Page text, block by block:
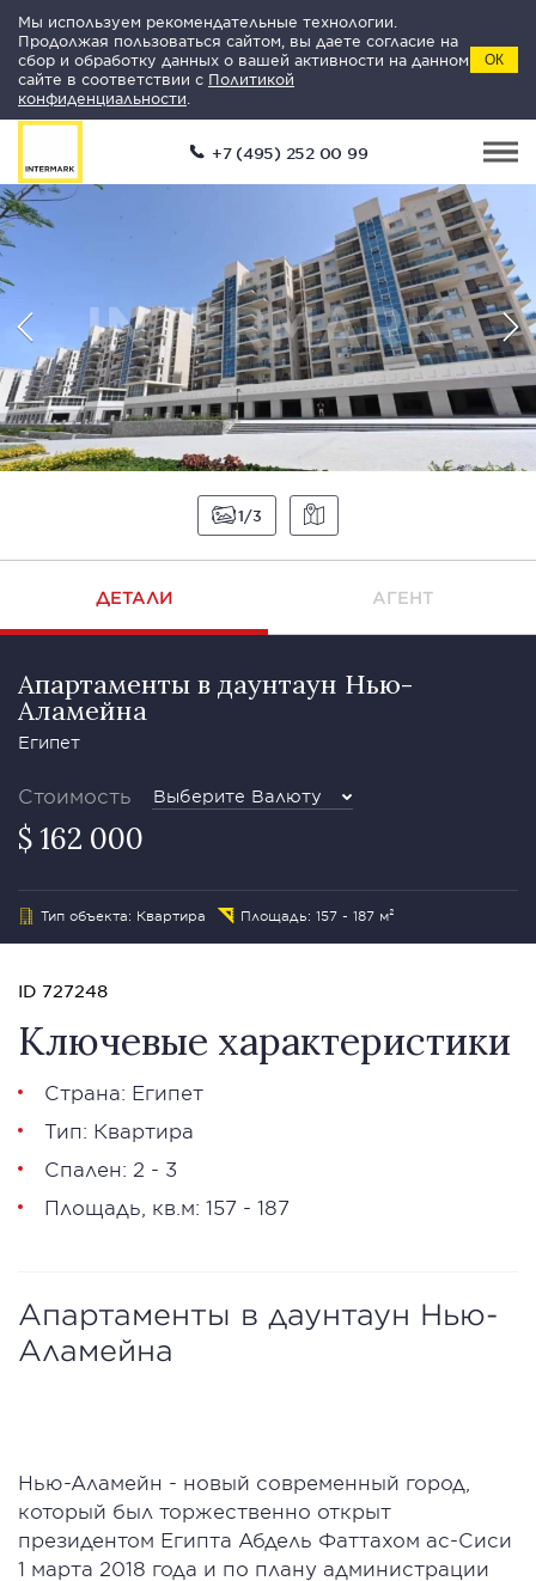
Мы используем рекомендательные технологии.
Продолжая пользоваться сайтом, вы даете согласие на
сбор и обработку данных о вашей активности на данном
сайте в соответствии с Политикой
конфиденциальности
ОК
+7 (495) 252 00 99
1 3
ДЕТАЛИ АГЕНТ
Апартаменты в даунтаун Нью-
Аламейна
Египет
Стоимость Выберите Валюту
$ 162 000
Тип объекта: Квартира Площадь: 157 - 187 м²
ID 727248
Ключевые характеристики
Страна: Египет
Тип: Квартира
Спален: 2 - 3
Площадь, кв.м: 157 - 187
Апартаменты в даунтаун Нью-
Аламейна
Нью-Аламейн - новый современный город,
который был торжественно открыт
президентом Египта Абдель Фаттахом ас-Сиси
1 марта 2018 года и по плану администрации